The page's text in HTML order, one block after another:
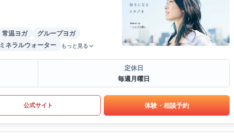
常温ヨガ
グループヨガ
ミネラルウォーター もっと見る
定休日
毎週月曜日
公式サイト 体験・相談予約